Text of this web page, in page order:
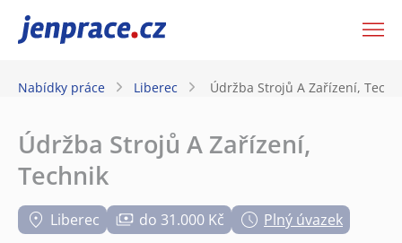
JenPráce.cz
Nabídky práce Liberec Údržba Strojů A Zařízení,
Údržba Strojů A Zařízení,
Technik
Liberec do 31.000 Kč Plný úvazek